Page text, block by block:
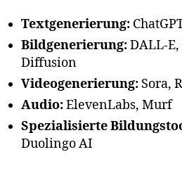
Textgenerierung:
Bildgenerierung:DALL-
Diffusion
Videogenerierung: Sora,
Audio:ElevenLabs, Murf
Spezialisierte
Duolingo AI